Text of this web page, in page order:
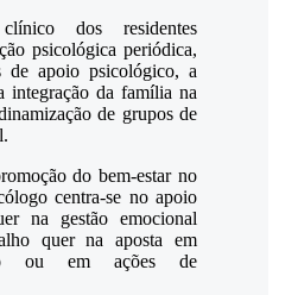
dos residentes
psicológica periódica,
de apoio psicológico, a
integração da família na
de grupos de
do bem-estar no
centra-se no apoio
na gestão emocional
quer na aposta em
ou em ações de